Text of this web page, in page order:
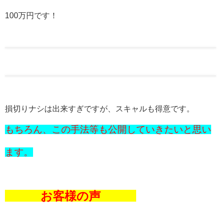
100万円です！
損切りナシは出来すぎですが、スキャルも得意です。
もちろん、この手法等も公開していきたいと思い
ます。
お客様の声